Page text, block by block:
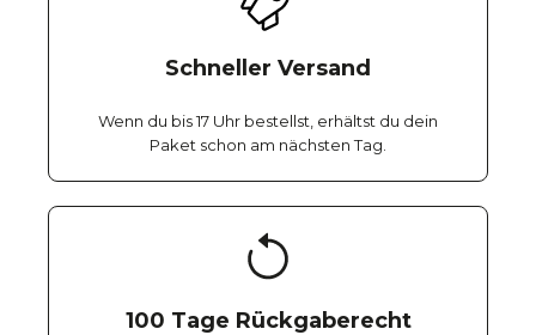
Schneller Versand
Wenn du bis 17 Uhr bestellst, erhältst du dein
Paket schon am nächsten Tag.
100 Tage Rückgaberecht